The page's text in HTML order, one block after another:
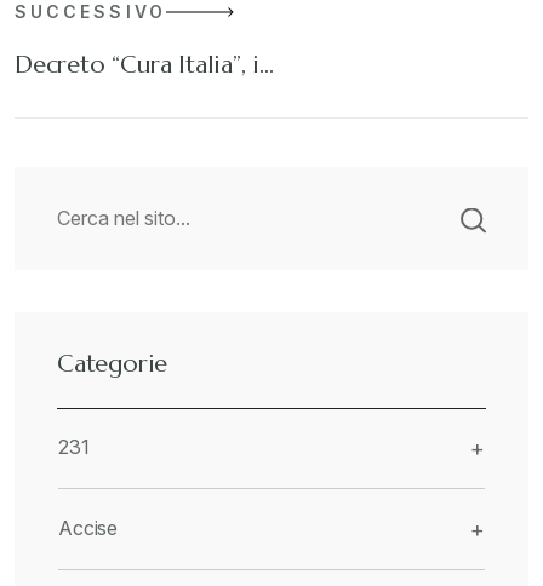
SUCCESSIVO
Decreto “Cura Italia”, i…
Categorie
231 +
Accise +